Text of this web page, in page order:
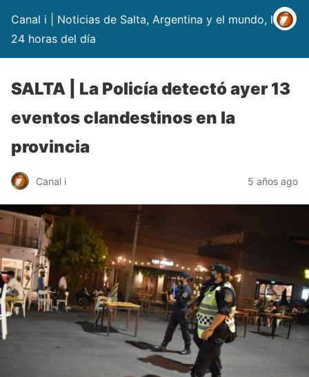
Canal i | Noticias de Salta, Argentina y el mundo, las
24 horas del día
SALTA | La Policía detectó ayer 13
eventos clandestinos en la
provincia
Canal i 5 años ago